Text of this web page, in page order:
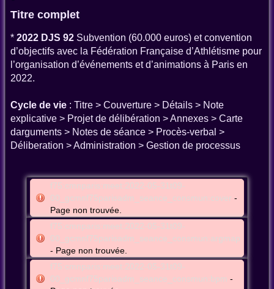
Titre complet
* 2022 DJS 92 Subvention (60.000 euros) et convention
d’objectifs avec la Fédération Française d’Athlétisme pour
l’organisation d’événements et d’animations à Paris en
2022.
Cycle de vie : Titre > Couverture > Détails > Note
explicative > Projet de délibération > Annexes > Carte
darguments > Notes de séance > Procès-verbal >
Déliberation > Administration > Gestion de processus
f75:cmnparis:meet:2022-05-31t09-
00_gcmnf75parisadm_seance_consmun:cover -
Page non trouvée.
f75:cmnparis:meet:2022-05-31t09-
00_gcmnf75parisadm_seance_consmun:argmap
- Page non trouvée.
f75:cmnparis:meet:2022-05-31t09-
00_gcmnf75parisadm_seance_consmun:bpm -